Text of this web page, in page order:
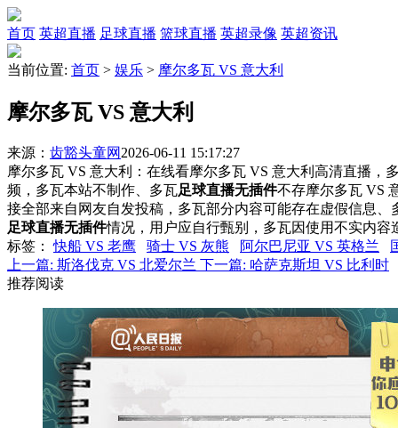
首页 英超直播 足球直播 篮球直播 英超录像 英超资讯
当前位置: 首页 > 娱乐 > 摩尔多瓦 VS 意大利
摩尔多瓦 VS 意大利
来源： 齿豁头童网 2026-06-11 15:17:27
摩尔多瓦 VS 意大利：在线看摩尔多瓦 VS 意大利高清直播，
频，多瓦本站不制作、多瓦足球直播无插件不存摩尔多瓦 VS
接全部来自网友自发投稿，多瓦部分内容可能存在虚假信息
足球直播无插件情况，用户应自行甄别，多瓦因使用不实内
标签 ：快船 VS 老鹰 骑士 VS 灰熊 阿尔巴尼亚 VS 英格兰
上一篇: 斯洛伐克 VS 北爱尔兰 下一篇: 哈萨克斯坦 VS 比利时
推荐阅读